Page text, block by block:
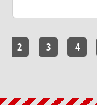
2 3 4